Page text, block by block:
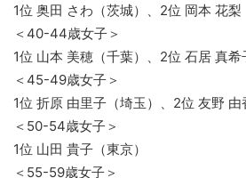
1位 奥田 さわ（茨城）、2位 岡本 花梨
＜40-44歳女子＞
1位 山本 美穂（千葉）、2位 石居 真希
＜45-49歳女子＞
1位 折原 由里子（埼玉）、2位 友野 由
＜50-54歳女子＞
1位 山田 貴子（東京）
＜55-59歳女子＞